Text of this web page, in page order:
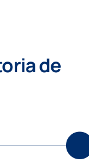
de